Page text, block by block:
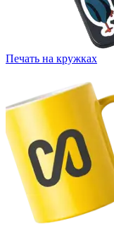
Печать на кружках